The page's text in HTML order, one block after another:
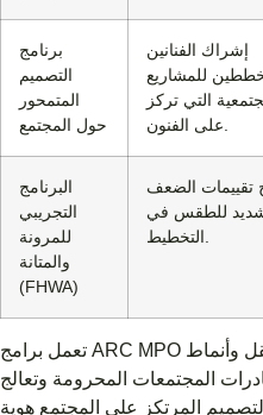
برنامج
التصميم
المتمحور
حول المجتمع
إشراك الفنانين
للمشاريع
التي تركز
على الفنون.
البرنامج
التجريبي
للمرونة
والمتانة
(FHWA)
تقييمات الضعف
للطقس في
التخطيط.
تعمل برامج ARC MPO على تعزيز الوصول العادل إلى التنقل وأنماط
المجتمعات المحرومة وتعالج
المرتكز على المجتمع هوية